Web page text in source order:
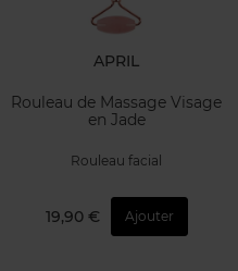
APRIL
Rouleau de Massage Visage
en Jade
Rouleau facial
19,90 € Ajouter